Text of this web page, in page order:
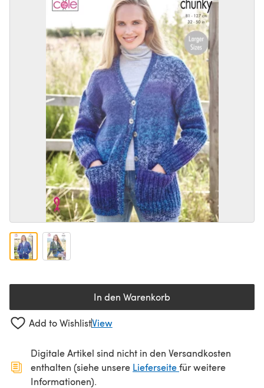
In den Warenkorb
Add to WishlistView
Digitale Artikel sind nicht in den Versandkosten
enthalten (siehe unsere Lieferseite(öffnet sich in
für weitere
Informationen).